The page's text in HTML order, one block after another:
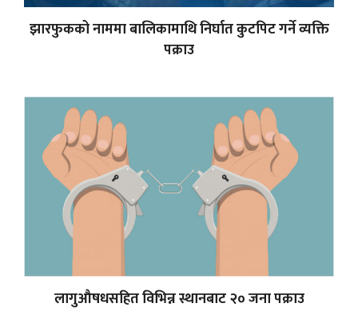
झारफुकको नाममा बालिकामाथि निर्घात कुटपिट गर्ने व्यक्ति
पक्राउ
लागुऔषधसहित विभिन्न स्थानबाट २० जना पक्राउ